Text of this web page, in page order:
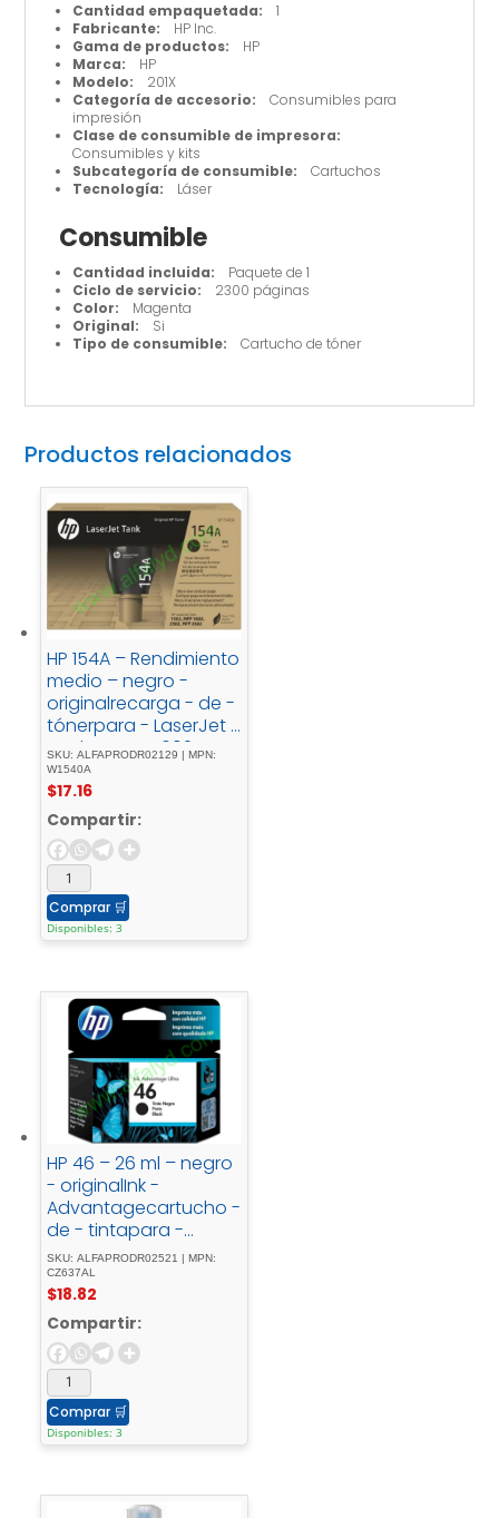
Cantidad empaquetada: 1
Fabricante: HP Inc.
Gama de productos: HP
Marca: HP
Modelo: 201X
Categoría de accesorio: Consumibles para
impresión
Clase de consumible de impresora:
Consumibles y kits
Subcategoría de consumible: Cartuchos
Tecnología: Láser
Consumible
Cantidad incluida: Paquete de 1
Ciclo de servicio: 2300 páginas
Color: Magenta
Original: Si
Tipo de consumible: Cartucho de tóner
Productos relacionados
HP 154A – Rendimiento
medio – negro -
originalrecarga - de -
tónerpara - LaserJet -
Tank - MFP - 1602w, -
MFP - 1604w, - MFP -
2602dn, - MFP -
2604sdw, - MFP -
2606dn, - MFP -
2606sdw
SKU: ALFAPRODR02129 | MPN:
W1540A
$17.16
Compartir:
Comprar 🛒
Disponibles: 3
HP 46 – 26 ml – negro
- originalInk -
Advantagecartucho -
de - tintapara -
Deskjet - Ink -
Advantage - Ultra -
2529, - Ink -
Advantage - Ultra -
57XX, - Ultra - Ink -
Advantage - 2029
SKU: ALFAPRODR02521 | MPN:
CZ637AL
$18.82
Compartir:
Comprar 🛒
Disponibles: 3